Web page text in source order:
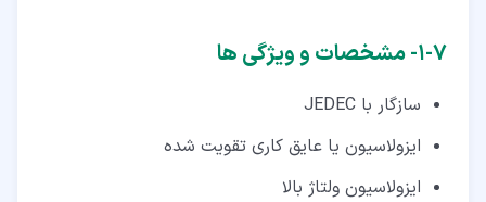
۷‏-‏۱‏- مشخصات و ویژگی ها
سازگار با JEDEC
ایزولاسیون یا عایق کاری تقویت شده
ایزولاسیون ولتاژ بالا